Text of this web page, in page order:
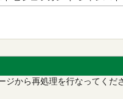
ジから再処理を行なってくだ